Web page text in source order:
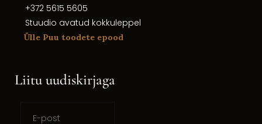
+372 5615 5605
Stuudio avatud kokkuleppel
Ülle Puu toodete epood
Liitu uudiskirjaga